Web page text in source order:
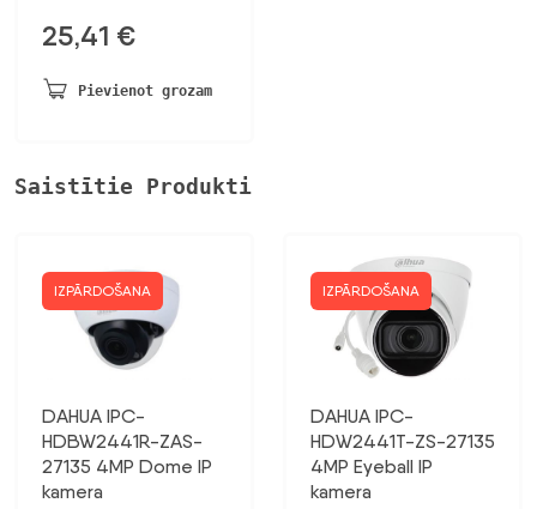
25,41 €
Pievienot grozam
Saistītie Produkti
IZPĀRDOŠANA
DAHUA IPC-
HDBW2441R-ZAS-
27135 4MP Dome IP
kamera
IZPĀRDOŠANA
DAHUA IPC-
HDW2441T-ZS-27135
4MP Eyeball IP
kamera